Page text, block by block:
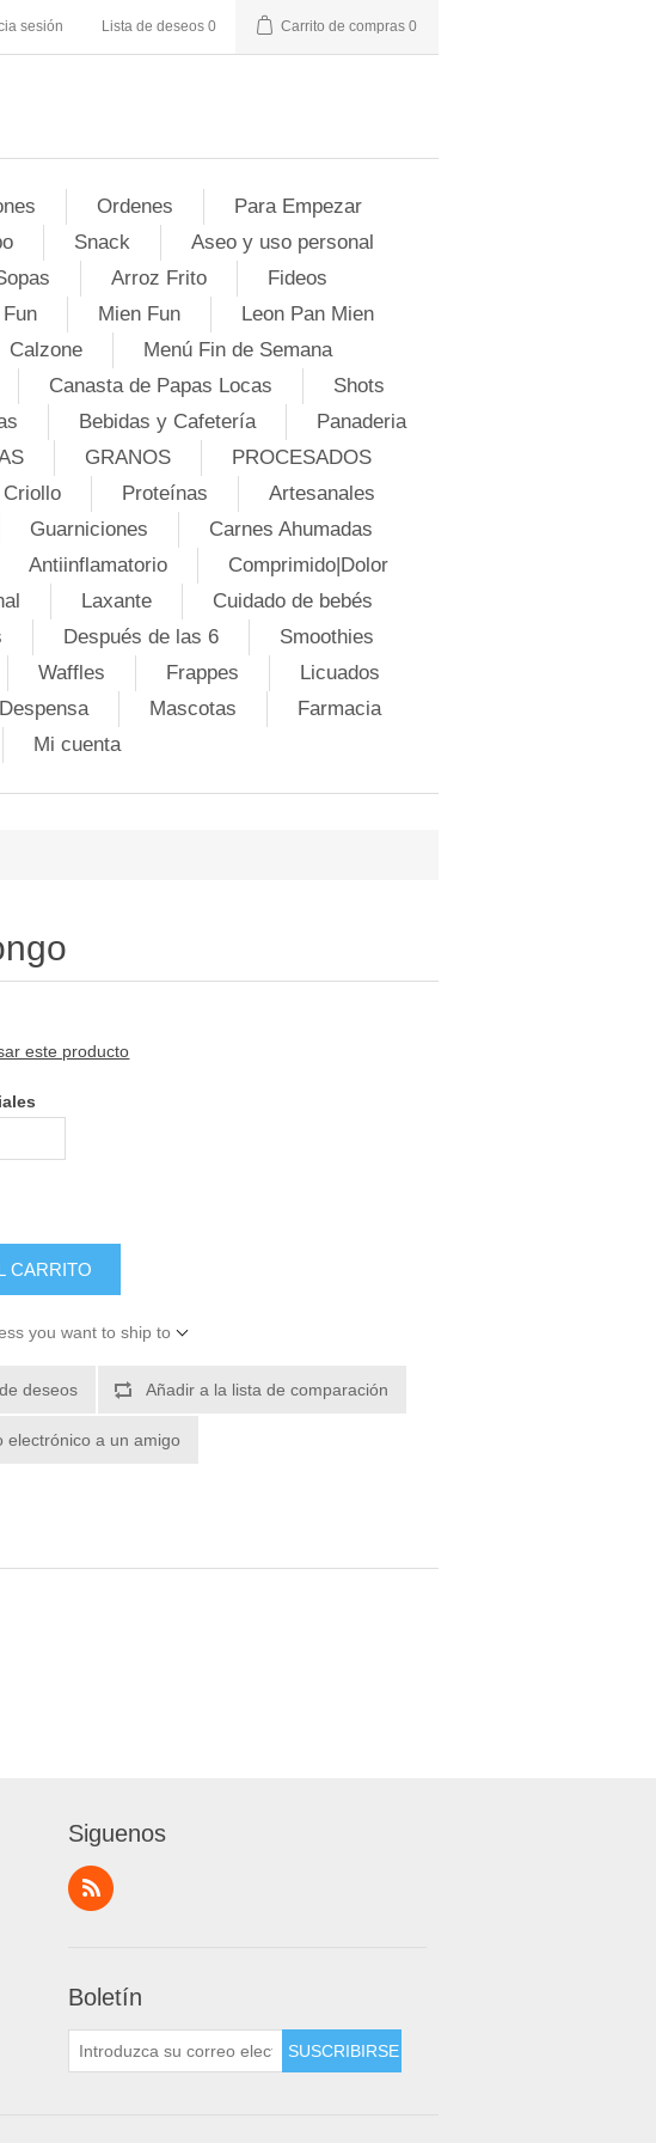
sesión Lista de deseos 0 Carrito de compras 0
Ordenes
Para Empezar
Snack
Aseo y uso personal
Arroz Frito
Fideos
Mien Fun
Leon Pan Mien
Calzone
Menú Fin de Semana
Canasta de Papas Locas
Shots
Bebidas y Cafetería
Panaderia
GRANOS
PROCESADOS
Criollo Proteínas
Artesanales
Guarniciones
Carnes Ahumadas
Antiinflamatorio
Comprimido|Dolor
Laxante
Cuidado de bebés
Después de las 6
Smoothies
Waffles Frappes
Licuados
Despensa Mascotas
Farmacia
Mi cuenta
este producto
you want to ship to
Siguenos
Boletín